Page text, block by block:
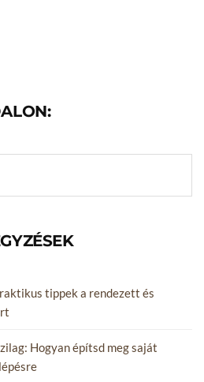
tippek a rendezett és
Hogyan építsd meg saját